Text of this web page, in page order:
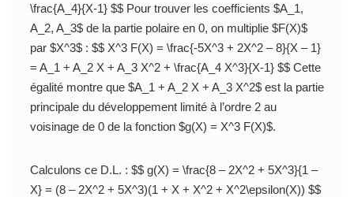
\frac{A_4}{X-1} $$ Pour trouver les coefficients $A_1,
A_2, A_3$ de la partie polaire en 0, on multiplie $F(X)$
par $X^3$ : $$ X^3 F(X) = \frac{-5X^3 + 2X^2 – 8}{X – 1}
= A_1 + A_2 X + A_3 X^2 + \frac{A_4 X^3}{X-1} $$ Cette
égalité montre que $A_1 + A_2 X + A_3 X^2$ est la partie
principale du développement limité à l’ordre 2 au
voisinage de 0 de la fonction $g(X) = X^3 F(X)$.
Calculons ce D.L. : $$ g(X) = \frac{8 – 2X^2 + 5X^3}{1 –
X} = (8 – 2X^2 + 5X^3)(1 + X + X^2 + X^2\epsilon(X)) $$